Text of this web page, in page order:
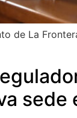
de La
sede